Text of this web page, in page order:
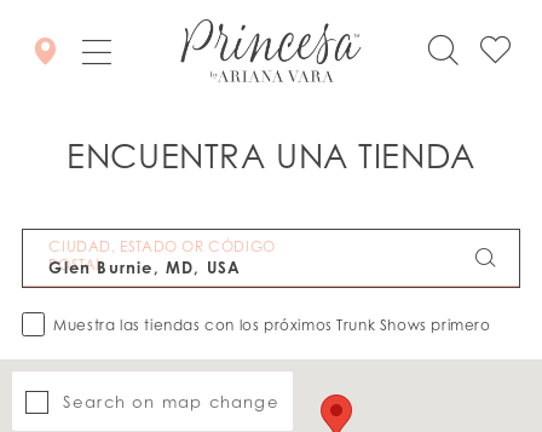
ENCUENTRA UNA TIENDA
CIUDAD, ESTADO OR CÓDIGO
POSTAL
Muestra las tiendas con los próximos Trunk Shows primero
Search on map change